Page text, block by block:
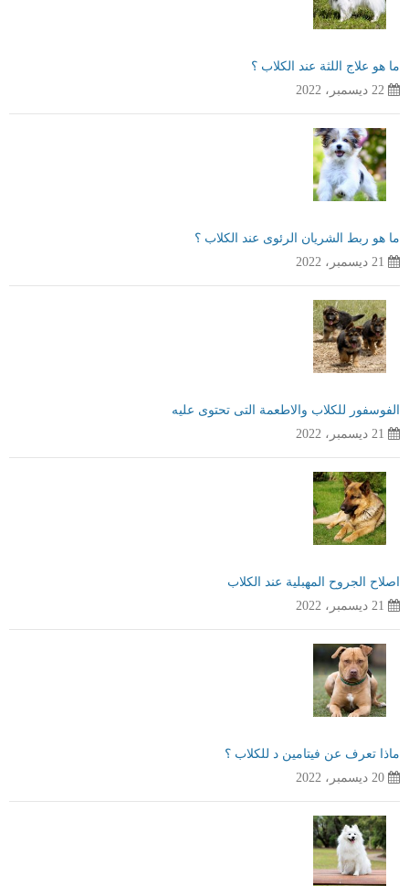
ما هو علاج اللثة عند الكلاب ؟
22 ديسمبر، 2022
ما هو ربط الشريان الرئوى عند الكلاب ؟
21 ديسمبر، 2022
الفوسفور للكلاب والاطعمة التى تحتوى عليه
21 ديسمبر، 2022
اصلاح الجروح المهبلية عند الكلاب
21 ديسمبر، 2022
ماذا تعرف عن فيتامين د للكلاب ؟
20 ديسمبر، 2022